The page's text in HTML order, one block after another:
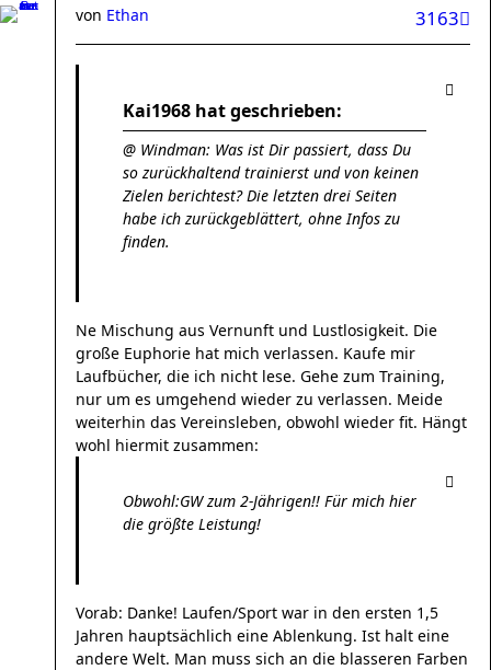
3163
von Ethan
Kai1968 hat geschrieben:
@ Windman: Was ist Dir passiert, dass Du
so zurückhaltend trainierst und von keinen
Zielen berichtest? Die letzten drei Seiten
habe ich zurückgeblättert, ohne Infos zu
finden.
Ne Mischung aus Vernunft und Lustlosigkeit. Die
große Euphorie hat mich verlassen. Kaufe mir
Laufbücher, die ich nicht lese. Gehe zum Training,
nur um es umgehend wieder zu verlassen. Meide
weiterhin das Vereinsleben, obwohl wieder fit. Hängt
wohl hiermit zusammen:
Obwohl:GW zum 2-Jährigen!! Für mich hier
die größte Leistung!
Vorab: Danke! Laufen/Sport war in den ersten 1,5
Jahren hauptsächlich eine Ablenkung. Ist halt eine
andere Welt. Man muss sich an die blasseren Farben